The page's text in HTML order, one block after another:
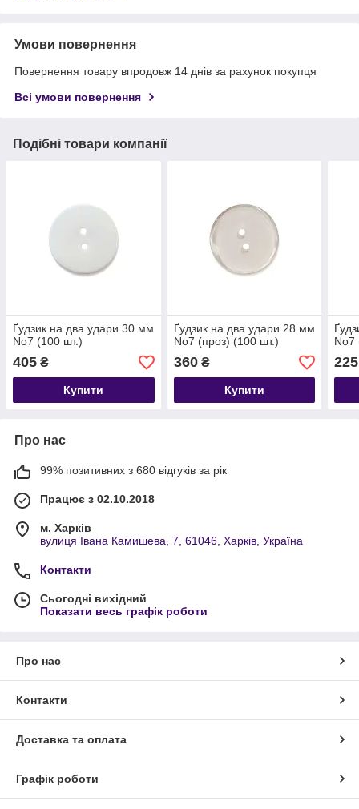
Умови повернення
Повернення товару впродовж 14 днів за рахунок покупця
Всі умови повернення
Подібні товари компанії
Ґудзик на два удари 30 мм
No7 (100 шт.)
405 ₴
Купити
Ґудзик на два удари 28 мм
No7 (проз) (100 шт.)
360₴
Купити
No7
225
Про нас
99% позитивних з 680 відгуків за рік
Працює з 02.10.2018
м. Харків
вулиця Івана Камишева, 7, 61046, Харків, Україна
Контакти
Сьогодні вихідний
Показати весь графік роботи
Про нас
Контакти
Доставка та оплата
Графік роботи